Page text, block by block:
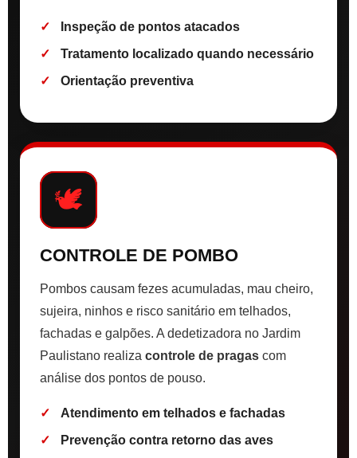
Inspeção de pontos atacados
Tratamento localizado quando necessário
Orientação preventiva
🕊️
CONTROLE DE POMBO
Pombos causam fezes acumuladas, mau cheiro,
sujeira, ninhos e risco sanitário em telhados,
fachadas e galpões. A dedetizadora no Jardim
Paulistano realiza controle de pragas com
análise dos pontos de pouso.
Atendimento em telhados e fachadas
Prevenção contra retorno das aves